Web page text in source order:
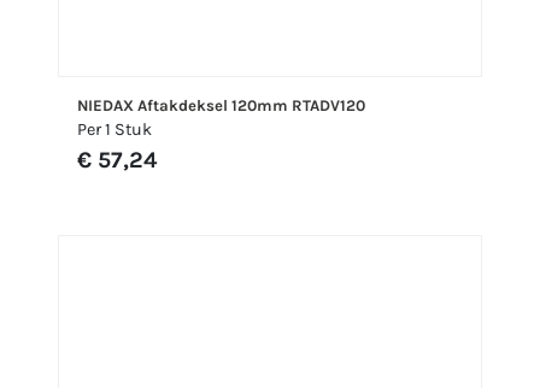
NIEDAX Aftakdeksel 120mm RTADV120
Per 1 Stuk
€ 57,24